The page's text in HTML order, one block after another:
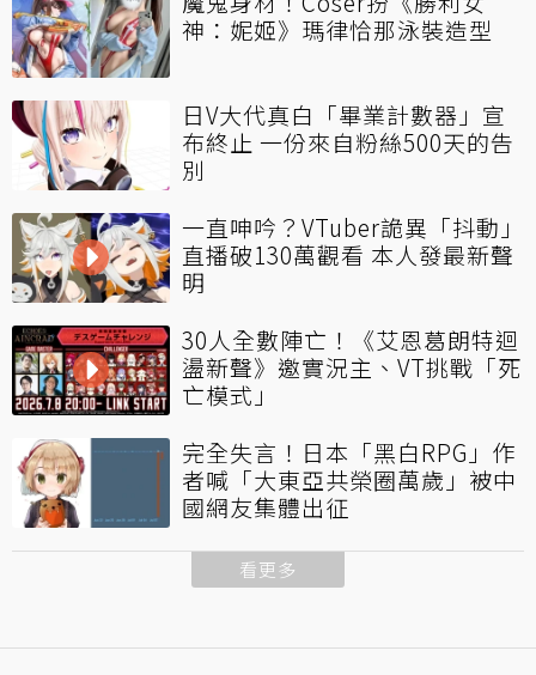
神：妮姬》瑪律恰那泳裝造型
日V大代真白「畢業計數器」宣
布終止 一份來自粉絲500天的告
別
一直呻吟？VTuber詭異「抖動」
直播破130萬觀看 本人發最新聲
明
30人全數陣亡！《艾恩葛朗特迴
盪新聲》邀實況主、VT挑戰「死
亡模式」
完全失言！日本「黑白RPG」作
者喊「大東亞共榮圈萬歲」被中
國網友集體出征
看更多